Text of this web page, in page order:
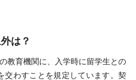
は？
教育機関に、入学時に留学生との
交わすことを規定しています。契